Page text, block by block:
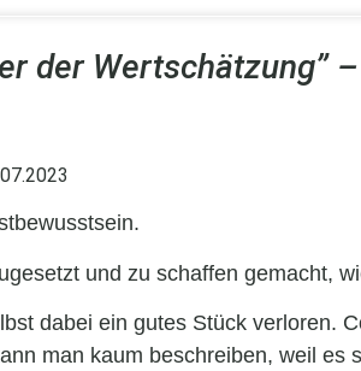
der Wertschätzung”
und zu schaffen gemacht,
dabei ein gutes Stück verloren.
man kaum beschreiben, weil es